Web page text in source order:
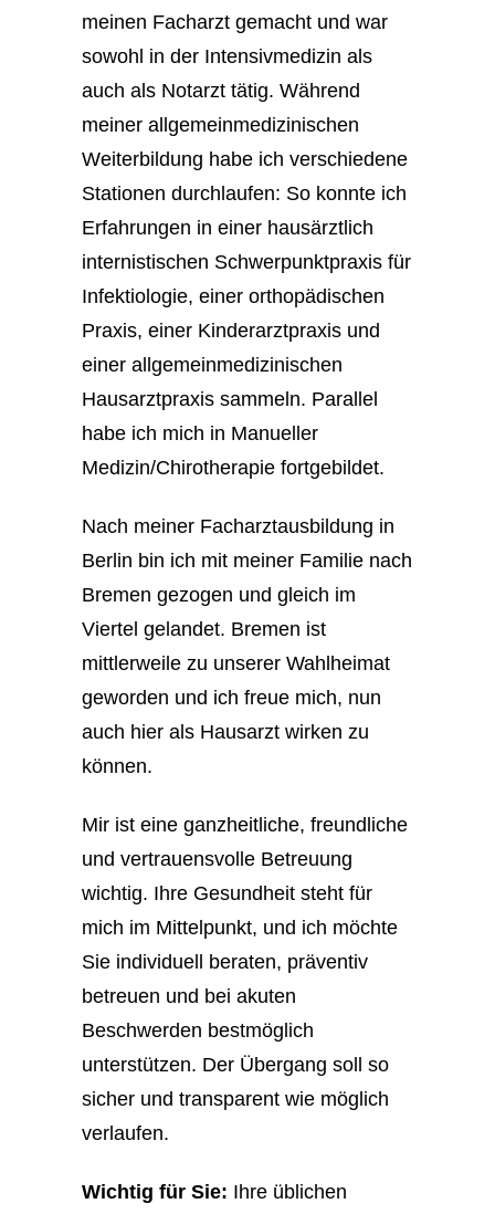
meinen Facharzt gemacht und war
sowohl in der Intensivmedizin als
auch als Notarzt tätig. Während
meiner allgemeinmedizinischen
Weiterbildung habe ich verschiedene
Stationen durchlaufen: So konnte ich
Erfahrungen in einer hausärztlich
internistischen Schwerpunktpraxis für
Infektiologie, einer orthopädischen
Praxis, einer Kinderarztpraxis und
einer allgemeinmedizinischen
Hausarztpraxis sammeln. Parallel
habe ich mich in Manueller
Medizin/Chirotherapie fortgebildet.
Nach meiner Facharztausbildung in
Berlin bin ich mit meiner Familie nach
Bremen gezogen und gleich im
Viertel gelandet. Bremen ist
mittlerweile zu unserer Wahlheimat
geworden und ich freue mich, nun
auch hier als Hausarzt wirken zu
können.
Mir ist eine ganzheitliche, freundliche
und vertrauensvolle Betreuung
wichtig. Ihre Gesundheit steht für
mich im Mittelpunkt, und ich möchte
Sie individuell beraten, präventiv
betreuen und bei akuten
Beschwerden bestmöglich
unterstützen. Der Übergang soll so
sicher und transparent wie möglich
verlaufen.
Wichtig für Sie: Ihre üblichen